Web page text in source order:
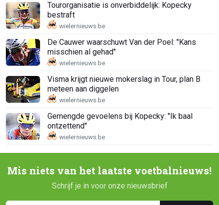
Tourorganisatie is onverbiddelijk: Kopecky
bestraft
De Cauwer waarschuwt Van der Poel: "Kans
misschien al gehad"
Visma krijgt nieuwe mokerslag in Tour, plan B
meteen aan diggelen
Gemengde gevoelens bij Kopecky: "Ik baal
ontzettend"
Mis niets van het laatste voetbalnieuws!
Schrijf je in voor onze nieuwsbrief